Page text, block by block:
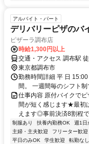
アルバイト・パート
デリバリーピザのバ
ピザーラ調布店
時給1,300円以上
交通・アクセス 調布駅
東京都調布市
勤務時間詳細 平 日
間。 一週間毎のシフト
仕事内容 原付バイクで
間が短く感じます★最初
えます◎事前決済8割程
制服あり 扶養内勤務OK 週1日
主婦・主夫歓迎
フリーター歓迎
平日のみOK
学生歓迎 転勤なし